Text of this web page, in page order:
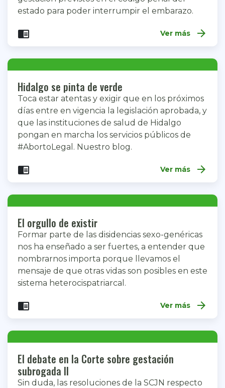
estado para poder interrumpir el embarazo.
chrome_reader_mode Ver más arrow_forward
Hidalgo se pinta de verde
Toca estar atentas y exigir que en los próximos
días entre en vigencia la legislación aprobada, y
que las instituciones de salud de Hidalgo
pongan en marcha los servicios públicos de
#AbortoLegal. Nuestro blog.
chrome_reader_mode Ver más arrow_forward
El orgullo de existir
Formar parte de las disidencias sexo-genéricas
nos ha enseñado a ser fuertes, a entender que
nombrarnos importa porque llevamos el
mensaje de que otras vidas son posibles en este
sistema heterocispatriarcal.
chrome_reader_mode Ver más arrow_forward
El debate en la Corte sobre gestación
subrogada II
Sin duda, las resoluciones de la SCJN respecto